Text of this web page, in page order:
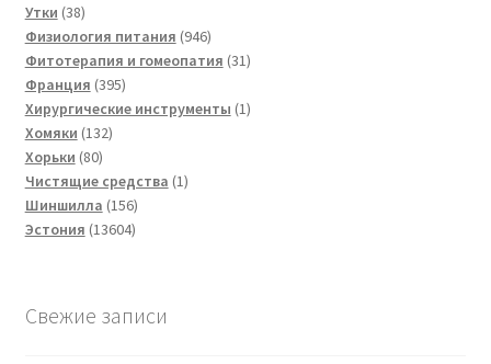
Утки 3838
товаров
Физиология питания 946946
товаров
Фитотерапия и гомеопатия 3131
Франция 395395
товаров
Хирургические инструменты 11
Хомяки 132132
Хорьки 8080
товаров
Чистящие средства 11
Шиншилла 156156
товаров
Эстония 1360413604
Свежие записи